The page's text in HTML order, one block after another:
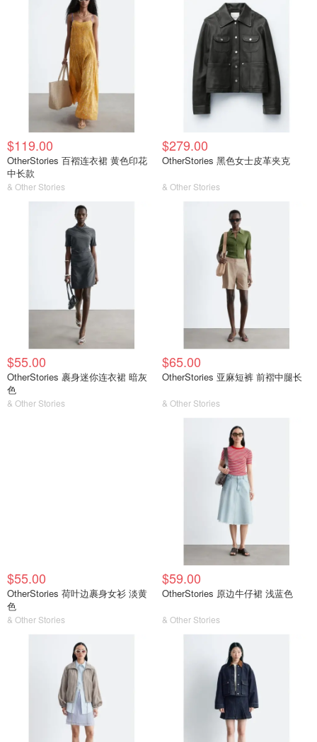
$119.00
OtherStories 百褶连衣裙 黄色印花
中长款
& Other Stories
$279.00
OtherStories 黑色女士皮革夹克
& Other Stories
$55.00
OtherStories 裹身迷你连衣裙 暗灰
色
& Other Stories
$65.00
OtherStories 亚麻短裤 前褶中腿长
& Other Stories
$55.00
OtherStories 荷叶边裹身女衫 淡黄
色
& Other Stories
$59.00
OtherStories 原边牛仔裙 浅蓝色
& Other Stories